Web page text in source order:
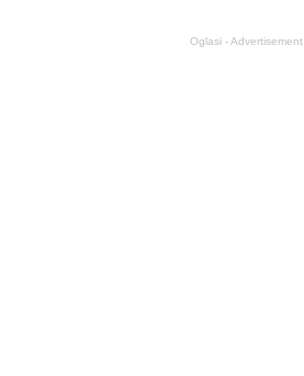
Oglasi - Advertisement